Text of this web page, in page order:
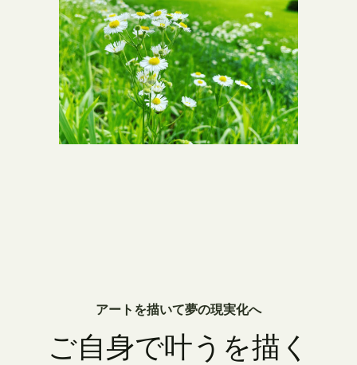
アートを描いて夢の現実化へ
ご自身で叶うを描く